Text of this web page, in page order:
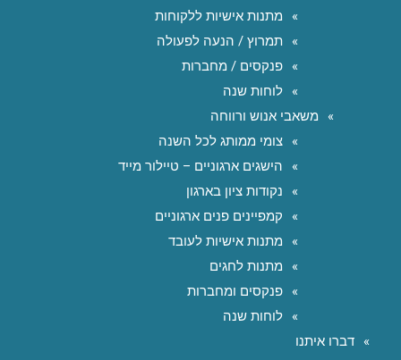
מתנות אישיות ללקוחות
תמרוץ / הנעה לפעולה
פנקסים / מחברות
לוחות שנה
משאבי אנוש ורווחה
צומי ממותג לכל השנה
הישגים ארגוניים – טיילור מייד
נקודות ציון בארגון
קמפיינים פנים ארגוניים
מתנות אישיות לעובד
מתנות לחגים
פנקסים ומחברות
לוחות שנה
דברו איתנו